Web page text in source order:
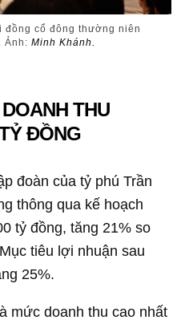
đồng cổ đông thường niên
Ảnh:Minh Khánh.
THU
ĐỒNG
đoàn của tỷ phú Trần
thông qua kế hoạch
tỷ đồng, tăng 21% so
tiêu lợi nhuận sau
25%.
mức doanh thu cao nhất